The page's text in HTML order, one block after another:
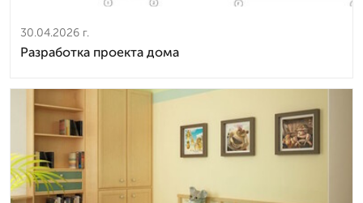
30.04.2026 г.
Разработка проекта дома